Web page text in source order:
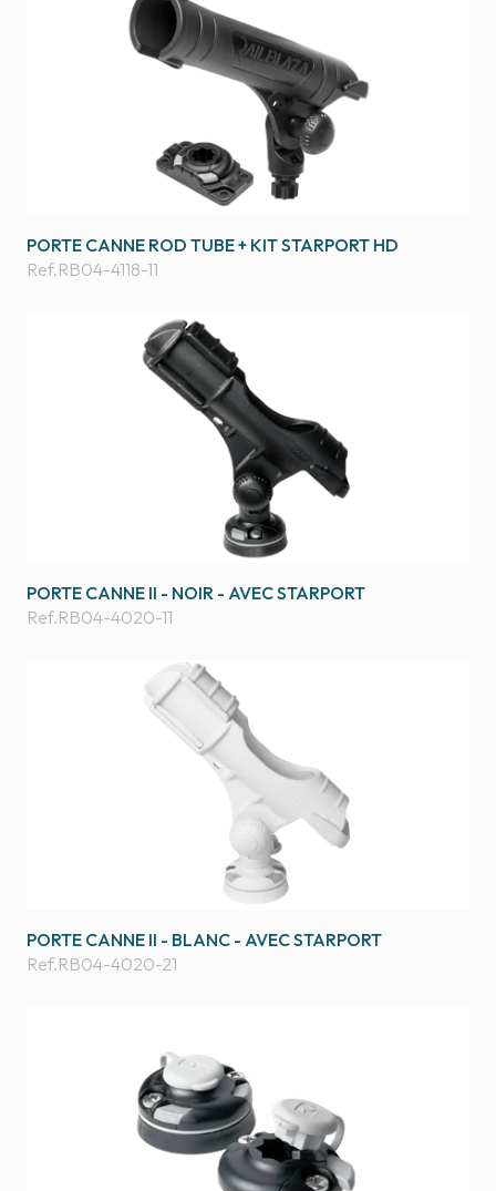
PORTE CANNE ROD TUBE + KIT STARPORT HD
Ref.RB04-4118-11
PORTE CANNE II - NOIR - AVEC STARPORT
Ref.RB04-4020-11
PORTE CANNE II - BLANC - AVEC STARPORT
Ref.RB04-4020-21